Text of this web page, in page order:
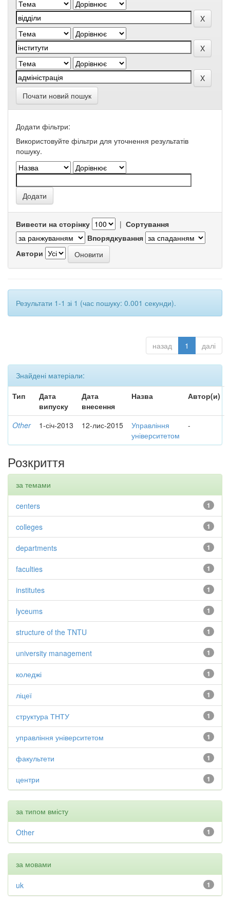
Почати новий пошук
Додати фільтри:
Використовуйте фільтри для уточнення результатів
пошуку.
Вивести на сторінку | Сортування
Впорядкування
Автори
Результати 1-1 зі 1 (час пошуку: 0.001 секунди).
назад 1 далі
Знайдені матеріали:
Тип
Дата
випуску
Дата
внесення
Назва Автор(и)
Other 1-січ-2013 12-лис-2015
Управління
університетом
-
Розкриття
за темами
1
centers
1
colleges
1
departments
1
faculties
1
institutes
1
lyceums
1
structure of the TNTU
1
university management
1
коледжі
1
ліцеї
1
структура ТНТУ
1
управління університетом
1
факультети
1
центри
за типом вмісту
1
Other
за мовами
1
uk